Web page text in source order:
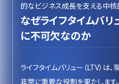
的なビジネス成長を支える中核
なぜライフタイムバ
に不可欠なのか
ライフタイムバリュー（LTV）は
非常に重要な役割を果たします